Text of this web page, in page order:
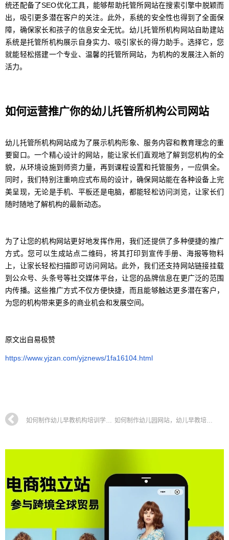
统还配备了SEO优化工具，能够帮助托管所网站在搜索引擎中脱颖而
出，吸引更多潜在客户的关注。此外，系统的安全性也得到了全面保
障，确保家长和孩子的信息安全无忧。幼儿托管所机构网站自助建站
系统是托管所机构展示自身实力、吸引家长的得力助手。选择它，您
就能轻松搭建一个专业、温馨的托管所网站，为机构的发展注入新的
活力。
如何运营推广你的幼儿托管所机构公司网站
幼儿托管所机构网站成为了展示机构形象、服务内容和教育理念的重
要窗口。一个精心设计的网站，能让家长们直观地了解到您机构的全
貌，从环境设施到师资力量，再到课程设置和托管服务，一应俱全。
同时，我们特别注重响应式布局的设计，确保网站能在各种设备上完
美呈现，无论是手机、平板还是电脑，都能轻松访问浏览，让家长们
随时随地了解机构的最新动态。
为了让您的机构网站更好地发挥作用，我们还提供了多种便捷的推广
方式。您可以生成站点二维码，将其打印到宣传手册、海报等物料
上，让家长轻松扫描即可访问网站。此外，我们还支持网站链接挂载
到公众号、头条号等社交媒体平台，让您的品牌信息在更广泛的范围
内传播。这些推广方式不仅方便快捷，而且能够触达更多潜在客户，
为您的机构带来更多的商业机会和发展空间。
原文出自易极赞
https://www.yjzan.com/yjznews/1fa16104.html
如何制作幼儿早教机构培训学校网站，幼教机构培训网站搭建全攻略教程 如何制作幼儿园网站，幼儿早教培训学校网站搭建全攻略教程